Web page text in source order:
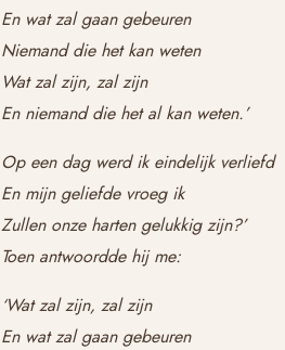
En wat zal gaan gebeuren
Niemand die het kan weten
Wat zal zijn, zal zijn
En niemand die het al kan weten.’
Op een dag werd ik eindelijk verliefd
En mijn geliefde vroeg ik
Zullen onze harten gelukkig zijn?’
Toen antwoordde hij me:
‘Wat zal zijn, zal zijn
En wat zal gaan gebeuren